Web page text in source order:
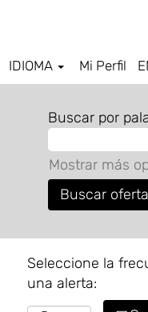
IDIOMA Mi Perfil
Buscar por
Mostrar más
Seleccione la
una alerta: